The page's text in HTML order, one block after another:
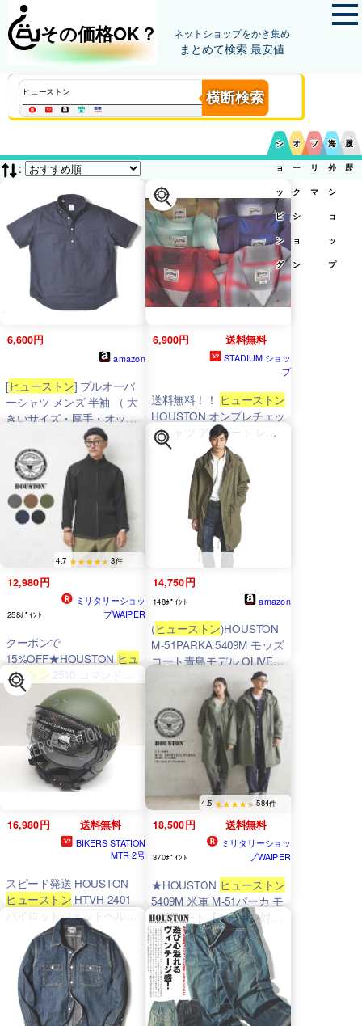
その価格OK？ ネットショップをかき集め
まとめて検索 最安値
横断検索
シ
ョ
ッ
ピ
ン
グ
オ
ー
ク
シ
ョ
ン
フ
リ
マ
海
外
シ
ョ
ッ
プ
履
歴
:
6,600円
amazon
[ヒューストン] プルオーバ
ーシャツ メンズ 半袖 （ 大
きいサイズ・厚手・オック
スフォード ）（XLサイ
ズ・ネイビー）
6,900円 送料無料
STADIUM ショッ
プ
送料無料！！ ヒューストン
HOUSTON オンブレチェッ
クシャツ アセテート レー
ヨン 半袖シャツ アメカジ
ビンテージ 41187
12,980円
258ﾎﾟｲﾝﾄ
ミリタリーショッ
プWAIPER
4.7 3件
クーポンで
15%OFF★HOUSTON ヒュ
ーストン 2510 コマンドジ
ップセーター【R】｜トッ
プス ニット ミリタリー メ
ンズ ジップアップ 縦編み
ウール混 アクリル混 防寒
羽織り 秋冬 無地 シンプル
フィット
14,750円
148ﾎﾟｲﾝﾄ amazon
(ヒューストン)HOUSTON
M-51PARKA 5409M モッズ
コート青島モデル OLIVE
DRAB オリーブドラブ S
16,980円 送料無料
BIKERS STATION
MTR 2号
スピード発送 HOUSTON
ヒューストン HTVH-2401
パイロットジェットヘルメ
ット マットカーキ フリー
サイズ インナーバイザージ
ェットヘルメット
18,500円 送料無料
370ﾎﾟｲﾝﾄ
ミリタリーショッ
プWAIPER
4.5 584件
★HOUSTON ヒューストン
5409M 米軍 M-51パーカ モ
ッズコート【クーポン対象
外】【R】｜アウター ミリ
タリー メンズ アメカジ フ
ィッシュテールパーカ ライ
ナー付き 秋冬 防寒 レディ
ース ストリート カジュア
ル